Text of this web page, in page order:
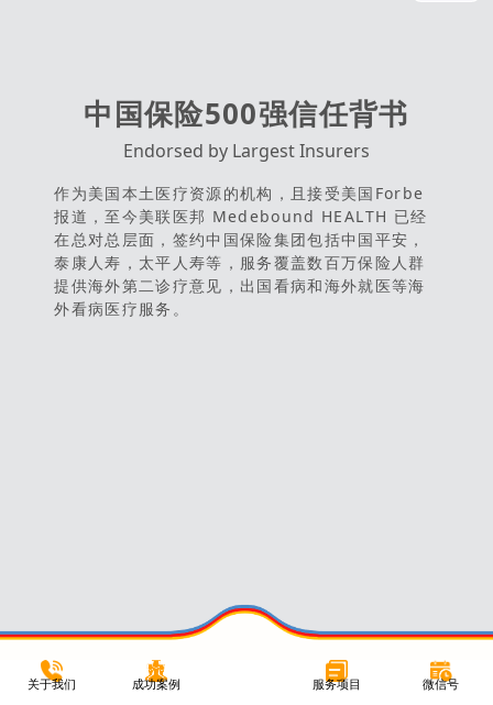
关于我们 成功案例 服务项目 微信号
中国保险500强信任背书
Endorsed by Largest Insurers
作为美国本土医疗资源的机构，且接受美国Forbe
报道，至今美联医邦 Medebound HEALTH 已经
在总对总层面，签约中国保险集团包括中国平安，
泰康人寿，太平人寿等，服务覆盖数百万保险人群
提供海外第二诊疗意见，出国看病和海外就医等海
外看病医疗服务。